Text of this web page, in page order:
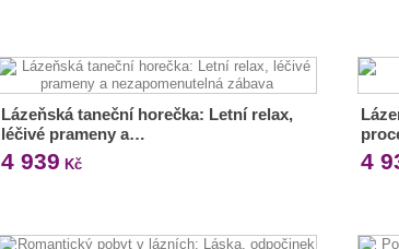
Lázeňská taneční horečka: Letní relax,
léčivé prameny a…
4 939 Kč 4